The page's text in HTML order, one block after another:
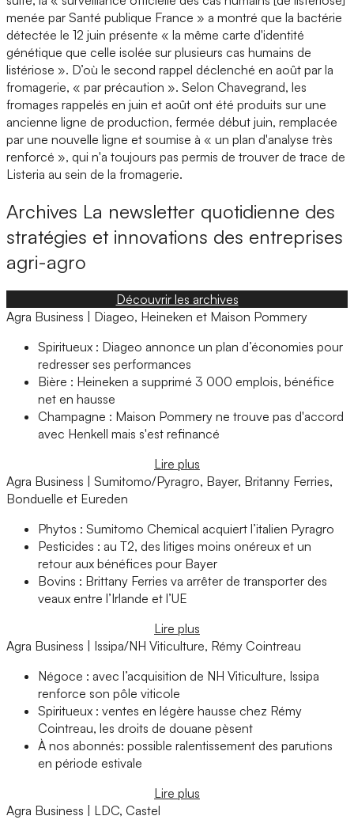
menée par Santé publique France » a montré que la bactérie
détectée le 12 juin présente « la même carte d'identité
génétique que celle isolée sur plusieurs cas humains de
listériose ». D’où le second rappel déclenché en août par la
fromagerie, « par précaution ». Selon Chavegrand, les
fromages rappelés en juin et août ont été produits sur une
ancienne ligne de production, fermée début juin, remplacée
par une nouvelle ligne et soumise à « un plan d'analyse très
renforcé », qui n'a toujours pas permis de trouver de trace de
Listeria au sein de la fromagerie.
Archives La newsletter quotidienne des
stratégies et innovations des entreprises
agri-agro
Découvrir les archives
Agra Business | Diageo, Heineken et Maison Pommery
Spiritueux : Diageo annonce un plan d’économies pour
redresser ses performances
Bière : Heineken a supprimé 3 000 emplois, bénéfice
net en hausse
Champagne : Maison Pommery ne trouve pas d'accord
avec Henkell mais s'est refinancé
Lire plus
Agra Business | Sumitomo/Pyragro, Bayer, Britanny Ferries,
Bonduelle et Eureden
Phytos : Sumitomo Chemical acquiert l’italien Pyragro
Pesticides : au T2, des litiges moins onéreux et un
retour aux bénéfices pour Bayer
Bovins : Brittany Ferries va arrêter de transporter des
veaux entre l’Irlande et l’UE
Lire plus
Agra Business | Issipa/NH Viticulture, Rémy Cointreau
Négoce : avec l’acquisition de NH Viticulture, Issipa
renforce son pôle viticole
Spiritueux : ventes en légère hausse chez Rémy
Cointreau, les droits de douane pèsent
À nos abonnés: possible ralentissement des parutions
en période estivale
Lire plus
Agra Business | LDC, Castel